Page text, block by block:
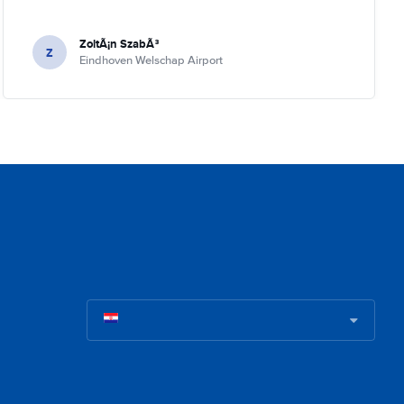
Z ZoltÃ¡n SzabÃ³
Eindhoven Welschap Airport